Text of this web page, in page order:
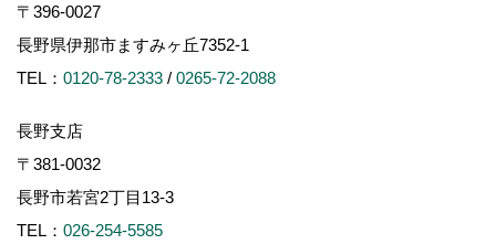
〒396-0027
長野県伊那市ますみヶ丘7352-1
TEL： 0120-78-2333 / 0265-72-2088
長野支店
〒381-0032
長野市若宮2丁目13-3
TEL： 026-254-5585